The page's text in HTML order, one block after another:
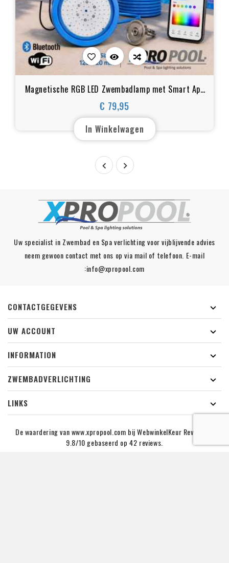
Magnetische RGB LED Zwembadlamp met Smart App
Bediening 120x20mm
€ 79,95
Prijs
In Winkelwagen
 
Uw specialist in Zwembad en Spa verlichting voor vijblijvende advies
neem gewoon contact met ons op via mail of telefoon. E-mail
:info@xpropool.com
CONTACTGEGEVENS

UW ACCOUNT

INFORMATION

ZWEMBADVERLICHTING

LINKS

De waardering van www.xpropool.com bijWebwinkelKeur Reviews
9.8/10 gebaseerd op 42 reviews.